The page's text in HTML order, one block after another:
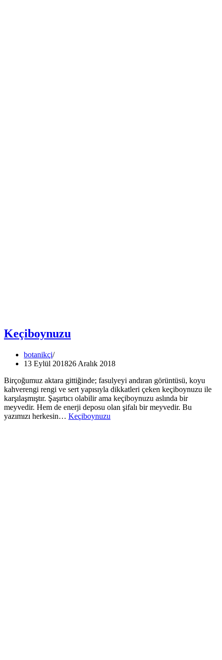
Keçiboynuzu
botanikçi
13 Eylül 201826 Aralık 2018
Birçoğumuz aktara gittiğinde; fasulyeyi andıran görüntüsü, koyu
kahverengi rengi ve sert yapısıyla dikkatleri çeken keçiboynuzu ile
karşılaşmıştır. Şaşırtıcı olabilir ama keçiboynuzu aslında bir
meyvedir. Hem de enerji deposu olan şifalı bir meyvedir. Bu
yazımızı herkesin… Keçiboynuzu